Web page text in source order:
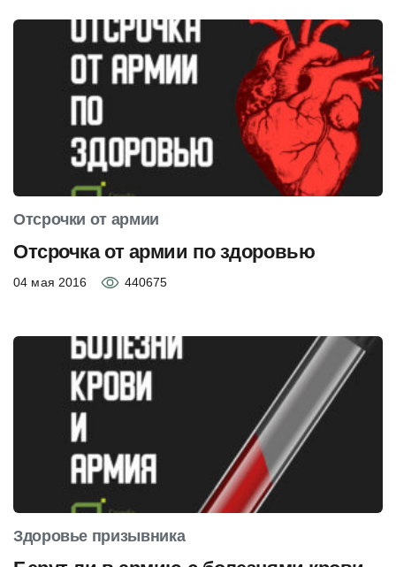
Отсрочки от армии
Отсрочка от армии по здоровью
04 мая 2016 440675
Здоровье призывника